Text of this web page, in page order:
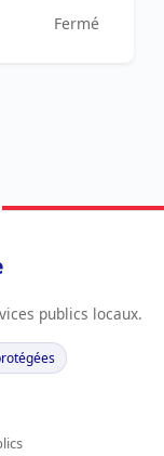
Fermé
publics locaux.